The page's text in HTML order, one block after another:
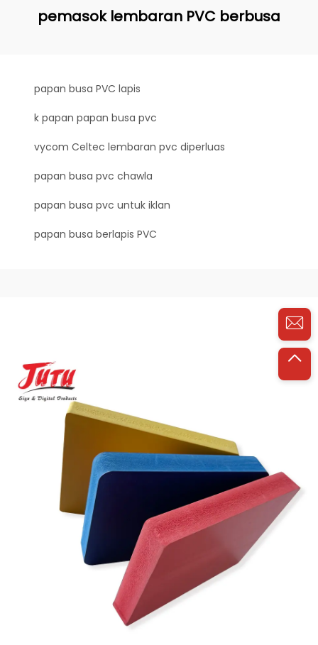
pemasok lembaran PVC berbusa
papan busa PVC lapis
k papan papan busa pvc
vycom Celtec lembaran pvc diperluas
papan busa pvc chawla
papan busa pvc untuk iklan
papan busa berlapis PVC